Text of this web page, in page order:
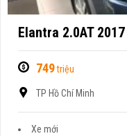
Elantra 2.0AT 2017
749triệu
TP Hồ Chí Minh
Xe mới